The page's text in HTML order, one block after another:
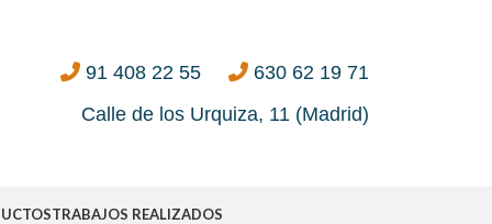
91 408 22 55
630 62 19 71
Calle de los Urquiza, 11 (Madrid)
TRABAJOS REALIZADOS